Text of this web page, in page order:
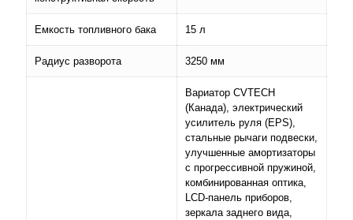
Емкость топливного бака 15 л
Радиус разворота 3250 мм
Вариатор CVTECH
(Канада), электрический
усилитель руля (EPS),
стальные рычаги подвески,
улучшенные амортизаторы
с прогрессивной пружиной,
комбинированная оптика,
LCD-панель приборов,
зеркала заднего вида,